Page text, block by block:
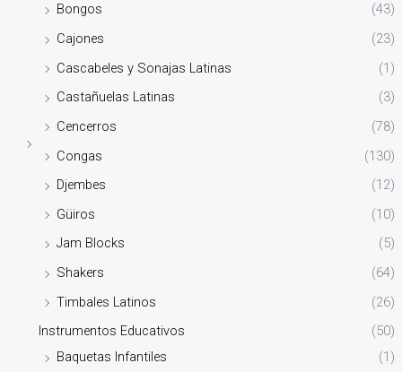
Bongos
(43)
Cajones
(23)
Cascabeles y Sonajas Latinas
(1)
Castañuelas Latinas
(3)
Cencerros
(78)
Congas
(130)
Djembes
(12)
Güiros
(10)
Jam Blocks
(5)
Shakers
(64)
Timbales Latinos
(26)
Instrumentos Educativos
(50)
Baquetas Infantiles
(1)